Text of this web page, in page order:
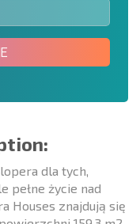
dla tych,
pełne życie nad
Houses znajdują się